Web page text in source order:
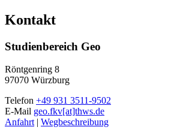
Kontakt
Studienbereich Geo
Röntgenring 8
97070 Würzburg
Telefon +49 931 3511-9502
E-Mail geo.fkv[at]thws.de
Anfahrt| Wegbeschreibung